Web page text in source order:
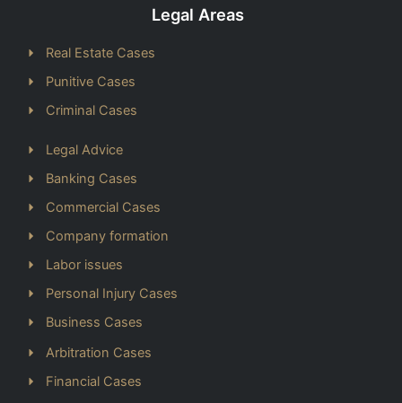
Legal Areas
Real Estate Cases
Punitive Cases
Criminal Cases
Legal Advice
Banking Cases
Commercial Cases
Company formation
Labor issues
Personal Injury Cases
Business Cases
Arbitration Cases
Financial Cases